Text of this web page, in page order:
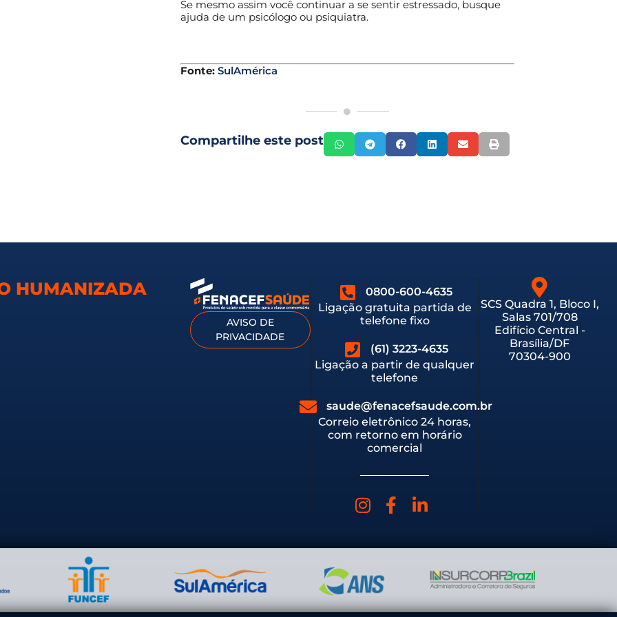
Se mesmo assim você continuar a se sentir estressado, busque
ajuda de um psicólogo ou psiquiatra.
Fonte: SulAmérica
Compartilhe este post
HUMANIZADA
AVISO DE
PRIVACIDADE
0800-600-4635
Ligação gratuita partida de
telefone fixo
(61) 3223-4635
Ligação a partir de qualquer
telefone
saude@fenacefsaude.com.br
Correio eletrônico 24 horas,
com retorno em horário
comercial
SCS Quadra 1, Bloco I,
Salas 701/708
Edifício Central -
Brasília/DF
70304-900